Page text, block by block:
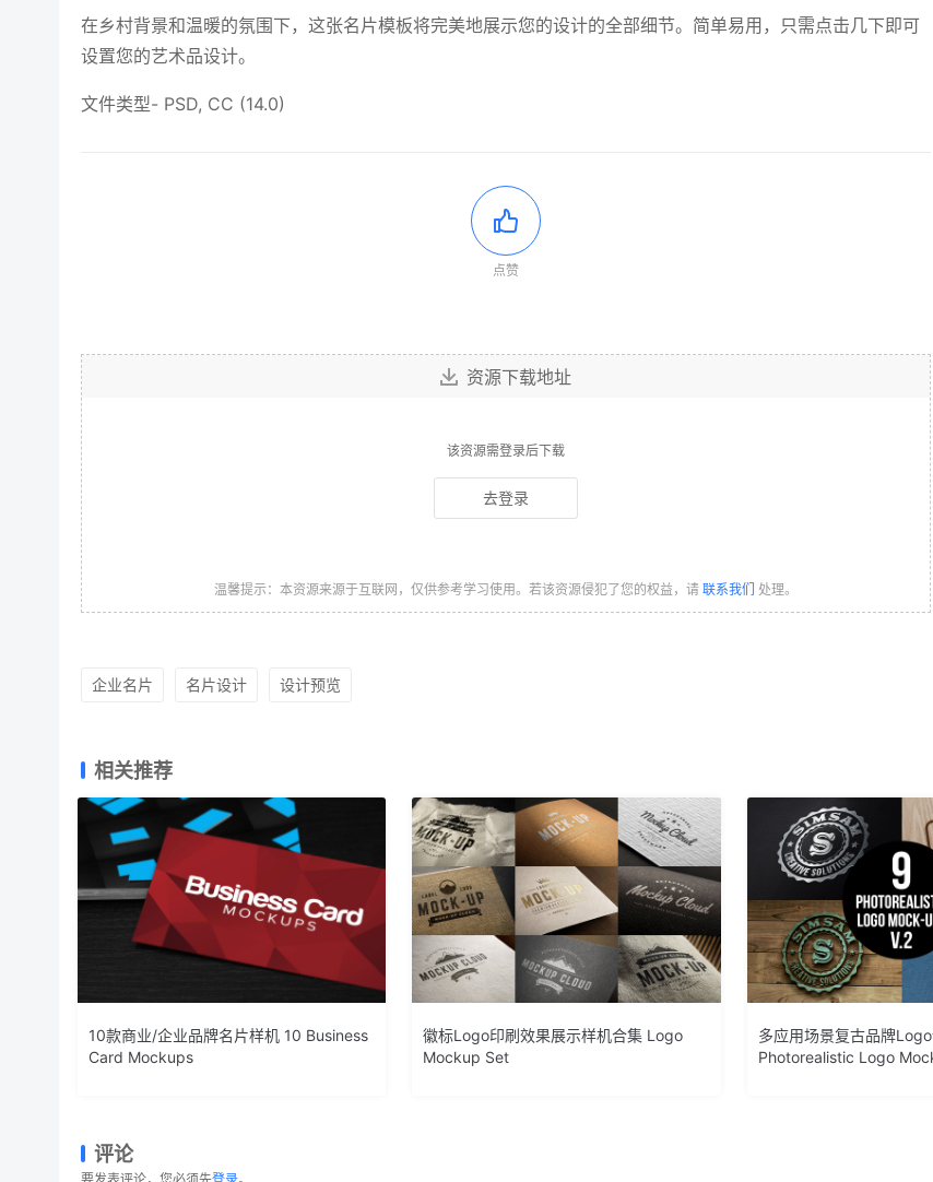
在乡村背景和温暖的氛围下，这张名片模板将完美地展示您的设计的全部细节。简单易用，只需点击几下即可
设置您的艺术品设计。
文件类型- PSD, CC (14.0)
点赞
资源下载地址
该资源需登录后下载
去登录
温馨提示：本资源来源于互联网，仅供参考学习使用。若该资源侵犯了您的权益，请 联系我们 处理。
企业名片 名片设计 设计预览
相关推荐
10款商业/企业品牌名片样机 10 Business
Card Mockups
徽标Logo印刷效果展示样机合集 Logo
Mockup Set
多应用场景复古品牌
Photorealistic Logo
评论